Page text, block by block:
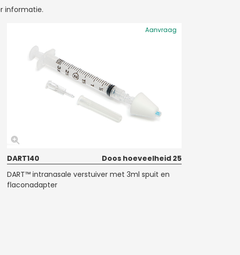
informatie.
Aanvraag
DART140
Doos hoeveelheid 25
DART™ intranasale verstuiver met 3ml spuit en
flaconadapter